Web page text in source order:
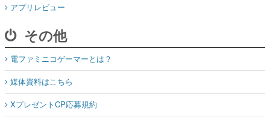
アプリレビュー
その他
電ファミニコゲーマーとは？
媒体資料はこちら
XプレゼントCP応募規約